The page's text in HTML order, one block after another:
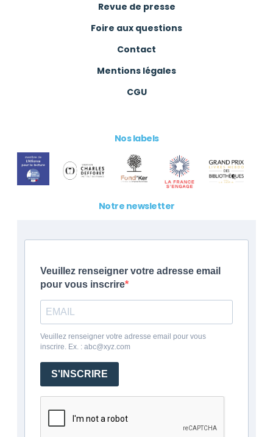
Revue de presse
Foire aux questions
Contact
Mentions légales
CGU
Nos labels
Notre newsletter
Veuillez renseigner votre adresse email
pour vous inscrire
Veuillez renseigner votre adresse email pour vous
inscrire. Ex. : abc@xyz.com
S'INSCRIRE